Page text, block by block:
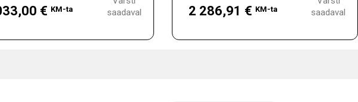
€ KM-ta
saadaval
2 286,91 € KM-ta
saadaval